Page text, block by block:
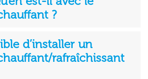
?
d’installer un
rafraîchissant